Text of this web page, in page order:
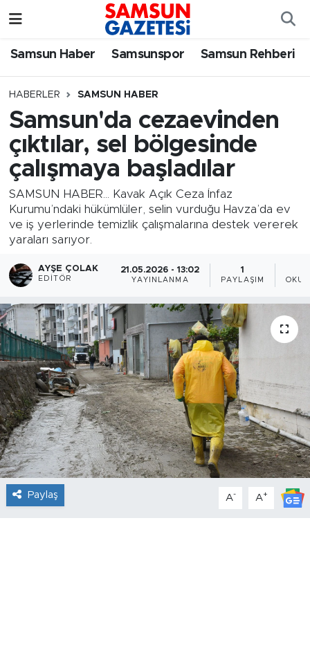
Samsun Haber Samsunspor Samsun Rehberi
HABERLER SAMSUN HABER
Samsun'da cezaevinden
çıktılar, sel bölgesinde
çalışmaya başladılar
SAMSUN HABER... Kavak Açık Ceza İnfaz
Kurumu’ndaki hükümlüler, selin vurduğu Havza’da ev
ve iş yerlerinde temizlik çalışmalarına destek vererek
yaraları sarıyor.
AYŞE ÇOLAK
EDITÖR
21.05.2026 - 13:02
YAYINLANMA
1
PAYLAŞIM
Paylaş A- A+
Samsun Haber
Samsun Rehberi
Resmi İlanlar
Samsun Nöbetçi Eczaneler
SAMSUN Namaz Vakitleri
Samsun Trafik Yoğunluk Haritası
Süper Lig Puan Durumu ve Fikstür
Tüm Manşetler
Son Dakika Haberleri